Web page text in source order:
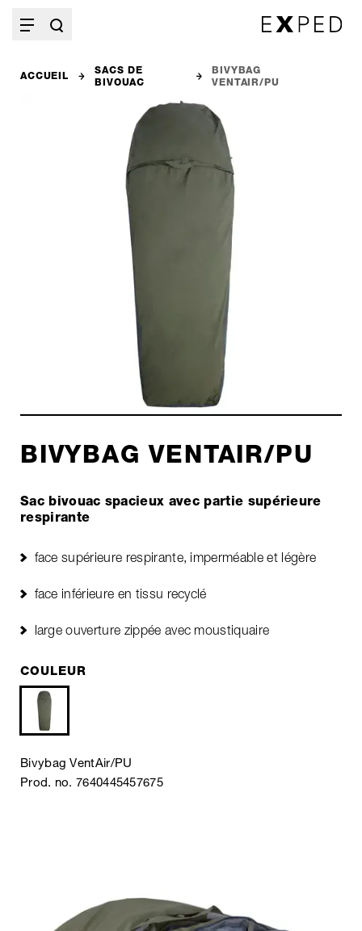
ACCUEIL
SACS DE
BIVOUAC
BIVYBAG
VENTAIR/PU
BIVYBAG VENTAIR/PU
Sac bivouac spacieux avec partie supérieure
respirante
face supérieure respirante, imperméable et légère
face inférieure en tissu recyclé
large ouverture zippée avec moustiquaire
COULEUR
Bivybag VentAir/PU
Prod. no. 7640445457675